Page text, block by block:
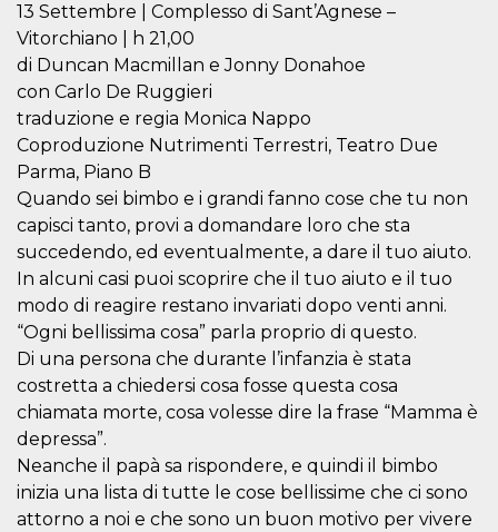
13 Settembre | Complesso di Sant’Agnese –
Vitorchiano | h 21,00
di Duncan Macmillan e Jonny Donahoe
con Carlo De Ruggieri
traduzione e regia Monica Nappo
Coproduzione Nutrimenti Terrestri, Teatro Due
Parma, Piano B
Quando sei bimbo e i grandi fanno cose che tu non
capisci tanto, provi a domandare loro che sta
succedendo, ed eventualmente, a dare il tuo aiuto.
In alcuni casi puoi scoprire che il tuo aiuto e il tuo
modo di reagire restano invariati dopo venti anni.
“Ogni bellissima cosa” parla proprio di questo.
Di una persona che durante l’infanzia è stata
costretta a chiedersi cosa fosse questa cosa
chiamata morte, cosa volesse dire la frase “Mamma è
depressa”.
Neanche il papà sa rispondere, e quindi il bimbo
inizia una lista di tutte le cose bellissime che ci sono
attorno a noi e che sono un buon motivo per vivere
Name
Provider /
cf_clearance
Cloudflare,
1 year
identify
override any
security
restrictions
based on
the visitor's
IP address. It
is essential
for
website's
security
features and
in providing
protection
against
wordpress_test_cookie
Automattic
Inc.
.oooh.events
Session
Used on
sites built
Wordpress.